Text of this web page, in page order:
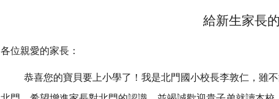
給新生家長
各位親愛的家長：
恭喜您的寶貝要上小學了！我是北門國小校長李敦仁，雖